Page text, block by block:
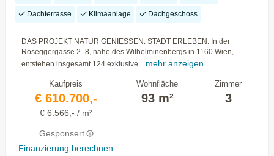
Dachterrasse Klimaanlage Dachgeschoss
DAS PROJEKT NATUR GENIESSEN. STADT ERLEBEN. In der
Roseggergasse 2–8, nahe des Wilhelminenbergs in 1160 Wien,
entstehen insgesamt 124 exklusive... mehr anzeigen
Kaufpreis
€ 610.700,-
€ 6.566,- / m²
Gesponsert
Finanzierung berechnen
Wohnfläche
93 m²
Zimmer
3